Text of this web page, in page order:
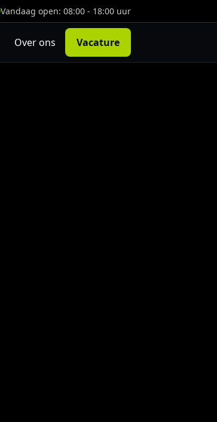
Vandaag open: 08:00 - 18:00 uur
Over ons Vacature